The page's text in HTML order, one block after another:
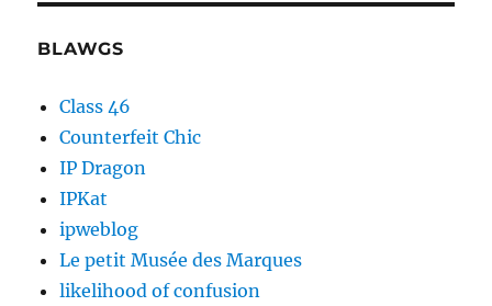
BLAWGS
Class 46
Counterfeit Chic
IP Dragon
IPKat
ipweblog
Le petit Musée des Marques
likelihood of confusion